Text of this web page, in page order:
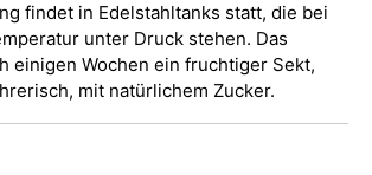
findet in Edelstahltanks statt, die bei
unter Druck stehen. Das
einigen Wochen ein fruchtiger Sekt,
mit natürlichem Zucker.